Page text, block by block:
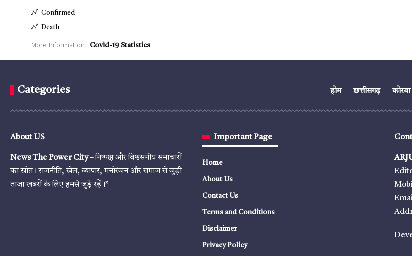
Confirmed
Death
More Information: Covid-19 Statistics
Categories होम छत्तीसगढ़ कोरबा
About US
News The Power City– निष्पक्ष और विश्वसनीय समाचारों
का स्रोत। राजनीति, खेल, व्यापार, मनोरंजन और समाज से जुड़ी
ताज़ा खबरों के लिए हमसे जुड़े रहें।”
Important Page
Home
About Us
Contact Us
Terms and Conditions
Disclaimer
Privacy Policy